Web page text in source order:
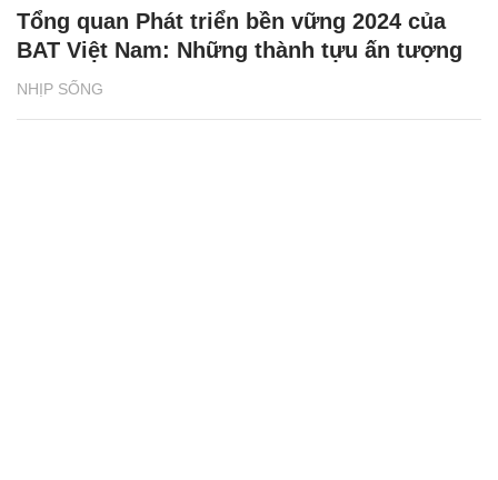
NHỊP SỐNG
Tổng quan Phát triển bền vững 2024 của
BAT Việt Nam: Những thành tựu ấn tượng